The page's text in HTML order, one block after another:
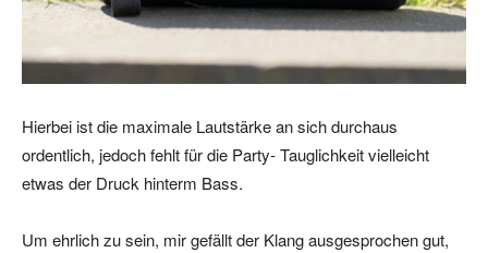
Hierbei ist die maximale Lautstärke an sich durchaus
ordentlich, jedoch fehlt für die Party- Tauglichkeit vielleicht
etwas der Druck hinterm Bass.
Um ehrlich zu sein, mir gefällt der Klang ausgesprochen gut,